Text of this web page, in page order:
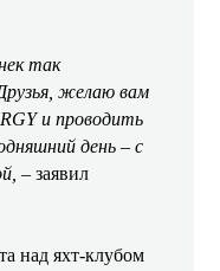
так
желаю вам
и проводить
день – с
– заявил
над яхт-клубом